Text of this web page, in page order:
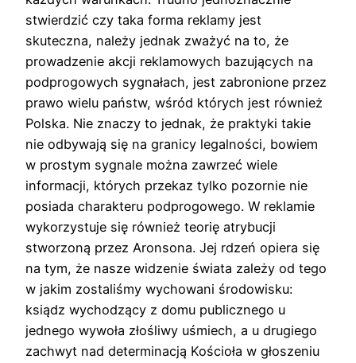
stwierdzić czy taka forma reklamy jest
skuteczna, należy jednak zważyć na to, że
prowadzenie akcji reklamowych bazujących na
podprogowych sygnałach, jest zabronione przez
prawo wielu państw, wśród których jest również
Polska. Nie znaczy to jednak, że praktyki takie
nie odbywają się na granicy legalności, bowiem
w prostym sygnale można zawrzeć wiele
informacji, których przekaz tylko pozornie nie
posiada charakteru podprogowego. W reklamie
wykorzystuje się również teorię atrybucji
stworzoną przez Aronsona. Jej rdzeń opiera się
na tym, że nasze widzenie świata zależy od tego
w jakim zostaliśmy wychowani środowisku:
ksiądz wychodzący z domu publicznego u
jednego wywoła złośliwy uśmiech, a u drugiego
zachwyt nad determinacją Kościoła w głoszeniu